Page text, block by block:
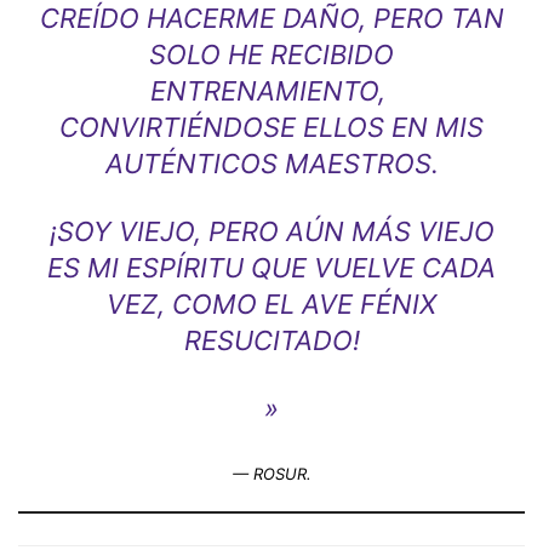
CREÍDO HACERME DAÑO, PERO TAN
SOLO HE RECIBIDO
ENTRENAMIENTO,
CONVIRTIÉNDOSE ELLOS EN MIS
AUTÉNTICOS MAESTROS.
¡SOY VIEJO, PERO AÚN MÁS VIEJO
ES MI ESPÍRITU QUE VUELVE CADA
VEZ, COMO EL AVE FÉNIX
RESUCITADO!
»
—ROSUR.